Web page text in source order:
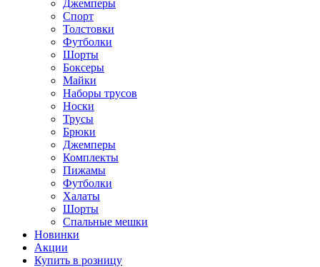
Джемперы
Спорт
Толстовки
Футболки
Шорты
Боксеры
Майки
Наборы трусов
Носки
Трусы
Брюки
Джемперы
Комплекты
Пижамы
Футболки
Халаты
Шорты
Спальные мешки
Новинки
Акции
Купить в розницу